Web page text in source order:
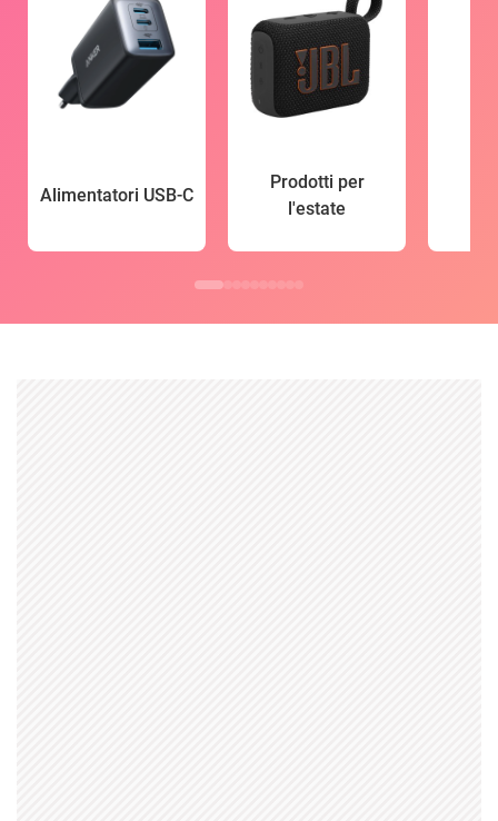
Alimentatori USB-C
Prodotti per
l'estate